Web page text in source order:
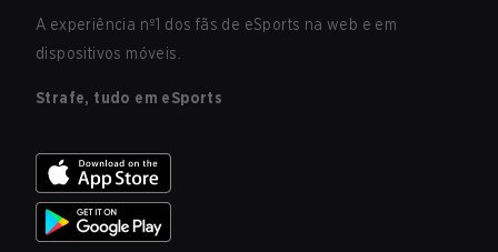
A experiência nº1 dos fãs de eSports na web e em
dispositivos móveis.
Strafe, tudo em eSports